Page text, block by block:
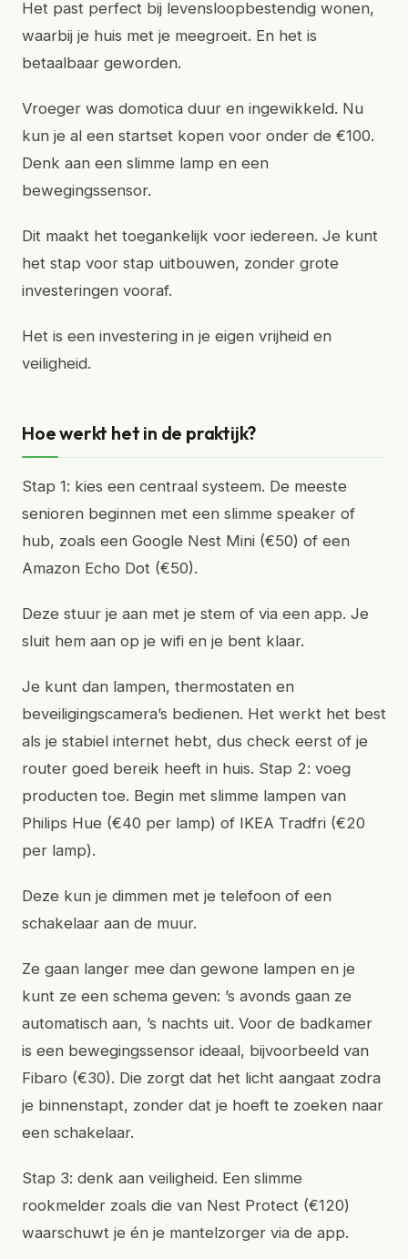
Het past perfect bij levensloopbestendig wonen,
waarbij je huis met je meegroeit. En het is
betaalbaar geworden.
Vroeger was domotica duur en ingewikkeld. Nu
kun je al een startset kopen voor onder de €100.
Denk aan een slimme lamp en een
bewegingssensor.
Dit maakt het toegankelijk voor iedereen. Je kunt
het stap voor stap uitbouwen, zonder grote
investeringen vooraf.
Het is een investering in je eigen vrijheid en
veiligheid.
Hoe werkt het in de praktijk?
Stap 1: kies een centraal systeem. De meeste
senioren beginnen met een slimme speaker of
hub, zoals een Google Nest Mini (€50) of een
Amazon Echo Dot (€50).
Deze stuur je aan met je stem of via een app. Je
sluit hem aan op je wifi en je bent klaar.
Je kunt dan lampen, thermostaten en
beveiligingscamera’s bedienen. Het werkt het best
als je stabiel internet hebt, dus check eerst of je
router goed bereik heeft in huis. Stap 2: voeg
producten toe. Begin met slimme lampen van
Philips Hue (€40 per lamp) of IKEA Tradfri (€20
per lamp).
Deze kun je dimmen met je telefoon of een
schakelaar aan de muur.
Ze gaan langer mee dan gewone lampen en je
kunt ze een schema geven: ’s avonds gaan ze
automatisch aan, ’s nachts uit. Voor de badkamer
is een bewegingssensor ideaal, bijvoorbeeld van
Fibaro (€30). Die zorgt dat het licht aangaat zodra
je binnenstapt, zonder dat je hoeft te zoeken naar
een schakelaar.
Stap 3: denk aan veiligheid. Een slimme
rookmelder zoals die van Nest Protect (€120)
waarschuwt je én je mantelzorger via de app.